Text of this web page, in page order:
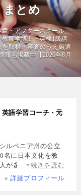
まとめ
・アフタースクール
育学博士・英検1級講
取材・審査のうえ厳選
報も掲載中【2026年8月
語学習コーチ・元
ルベニア州の公立
名に日本文化を教
が多数を占める多
し、リアルな多文化
続きを読む
» 詳細プロフィール